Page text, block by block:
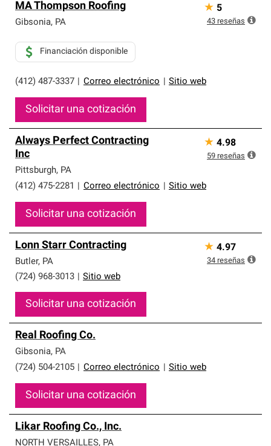
MA Thompson Roofing
Gibsonia, PA
(412) 487-3337 Correo electrónico Sitio web
Financiación disponible
Solicitar una cotización
★ 5
43 reseñas
Always Perfect Contracting
Inc
Pittsburgh, PA
(412) 475-2281
Correo electrónico Sitio web
Solicitar una cotización
★ 4.98
59 reseñas
Lonn Starr Contracting
Butler, PA
(724) 968-3013
Sitio web
Solicitar una cotización
★ 4.97
34 reseñas
Real Roofing Co.
Gibsonia, PA
(724) 504-2105
Correo electrónico Sitio web
Solicitar una cotización
Likar Roofing Co., Inc.
NORTH VERSAILLES, PA